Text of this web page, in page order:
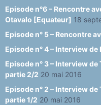
Episode n°6 – Rencontre
Otavalo [Equateur] 18
Episode n° 5 – Rencontre
Episode n° 4 – Interview de
Episode n° 3 – Interview
partie 2/2 20 mai 2016
Episode n° 2 – Interview
partie 1/2 20 mai 2016